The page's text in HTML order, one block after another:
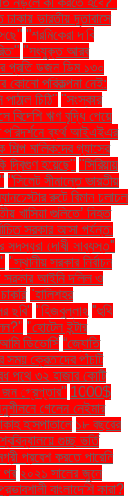
ঢাকায় ভারতীয় দূতাবাসে
"শ্রমিকেরা দাবি
"সংযুক্ত আরব
প্রতি ডজন ডিম ১৩০
কোনো পরিকল্পনা নেই:
চিঠি" "সংস্কার
বিদেশি ঋণ বৃদ্ধি পেয়ে
পরিদর্শনে ব্যর্থ আইএইএর
শিল্প মালিকদের গ্যাসের
দ্বিগুণ হয়েছে" "সিরিয়ায়
"সিলেট সীমান্তে ভারতীয়
রুটে বিমান চলাচল
খাসিয়া গু‌লিতে’ নিহত
সরকার আসা পর্যন্ত:
সদস্যরা দোষী সাব্যস্ত"
"স্থানীয় সরকার নির্বাচন
সরকার আইনি দলিল ও
"হালিশহর
ছবি" "হিজবুল্লাহ "হুথি
"হোটেল ইন্টার
ডিভোর্সি “জ্যোতি
সময় ক্রেতাদের পাঁচটি
পথে ৩২ হাজার কোটি
গ্রেপ্তার" 1000$
গেলেন নেইমার
হাসপাতালে ১৮ বছরের
গুচ্ছ ভর্তি
প্রবেশ করতে পারেনি
পর ২০২১ সালের জুনে
বাংলাদেশি কারা?